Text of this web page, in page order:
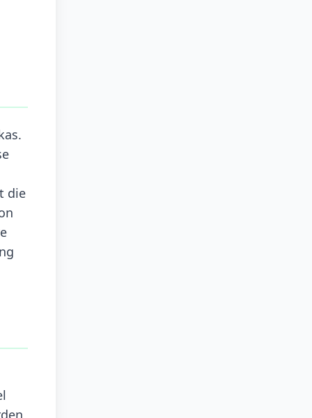
die